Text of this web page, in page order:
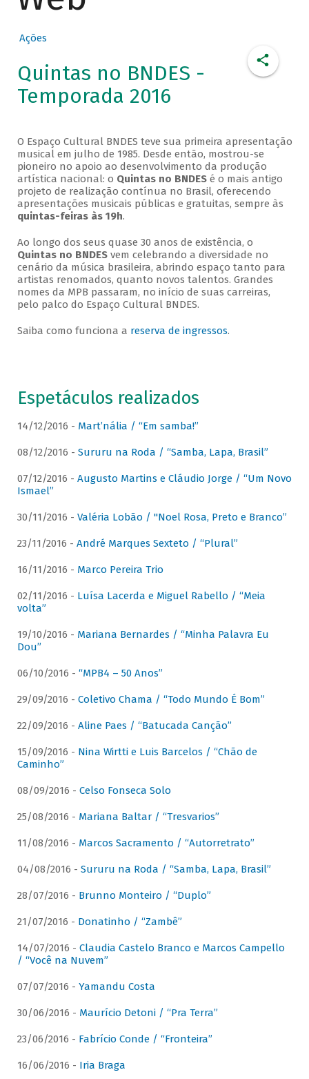
Ações
Quintas no BNDES -
Temporada 2016
O Espaço Cultural BNDES teve sua primeira apresentação
musical em julho de 1985. Desde então, mostrou-se
pioneiro no apoio ao desenvolvimento da produção
artística nacional: o Quintas no BNDESé o mais antigo
projeto de realização contínua no Brasil, oferecendo
apresentações musicais públicas e gratuitas, sempre às
quintas-feiras às 19h.
Ao longo dos seus quase 30 anos de existência, o
Quintas no BNDESvem celebrando a diversidade no
cenário da música brasileira, abrindo espaço tanto para
artistas renomados, quanto novos talentos. Grandes
nomes da MPB passaram, no início de suas carreiras,
pelo palco do Espaço Cultural BNDES.
Saiba como funciona a reserva de ingressos.
Espetáculos realizados
14/12/2016 - Mart’nália / “Em samba!”
08/12/2016 - Sururu na Roda / “Samba, Lapa, Brasil”
07/12/2016 - Augusto Martins e Cláudio Jorge / “Um Novo
Ismael”
30/11/2016 - Valéria Lobão / "Noel Rosa, Preto e Branco”
23/11/2016 - André Marques Sexteto / “Plural”
16/11/2016 - Marco Pereira Trio
02/11/2016 - Luísa Lacerda e Miguel Rabello / “Meia
volta”
19/10/2016 - Mariana Bernardes / “Minha Palavra Eu
Dou”
06/10/2016 - “MPB4 – 50 Anos”
29/09/2016 - Coletivo Chama / “Todo Mundo É Bom”
22/09/2016 - Aline Paes / “Batucada Canção”
15/09/2016 - Nina Wirtti e Luis Barcelos / “Chão de
Caminho”
08/09/2016 - Celso Fonseca Solo
25/08/2016 - Mariana Baltar / “Tresvarios”
11/08/2016 - Marcos Sacramento / “Autorretrato”
04/08/2016 - Sururu na Roda / “Samba, Lapa, Brasil”
28/07/2016 - Brunno Monteiro / “Duplo”
21/07/2016 - Donatinho / “Zambê”
14/07/2016 - Claudia Castelo Branco e Marcos Campello
/ “Você na Nuvem”
07/07/2016 - Yamandu Costa
30/06/2016 - Maurício Detoni / “Pra Terra”
23/06/2016 - Fabrício Conde / “Fronteira”
16/06/2016 - Iria Braga